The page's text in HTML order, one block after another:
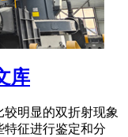
库
明显的双折射现象
征进行鉴定和分